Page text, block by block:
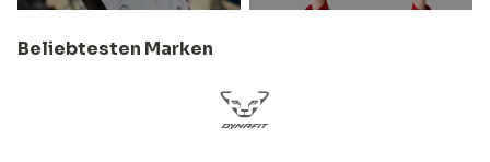
Beliebtesten Marken